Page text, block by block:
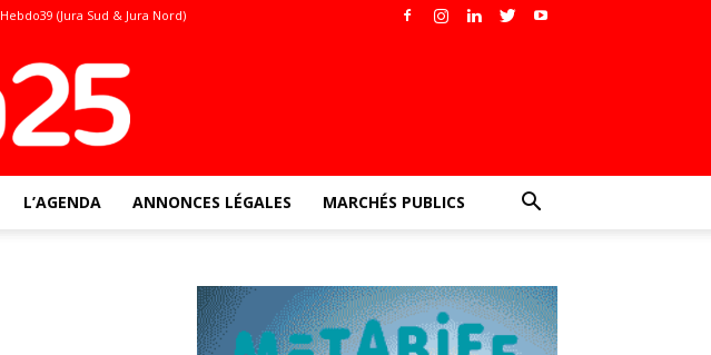
Hebdo39 (Jura Sud & Jura Nord)
L’AGENDA ANNONCES LÉGALES MARCHÉS PUBLICS